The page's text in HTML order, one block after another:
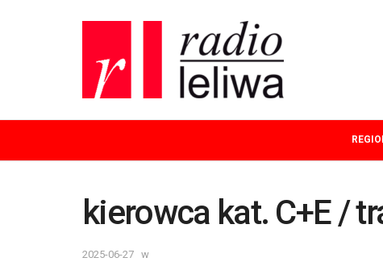
kierowca kat. C+E /
2025-06-27 w